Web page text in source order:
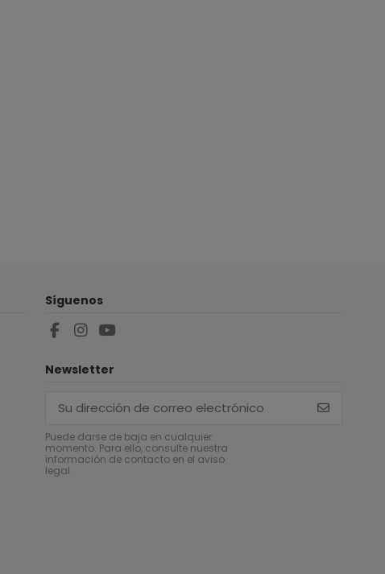
Síguenos
Newsletter
Puede darse de baja en cualquier
momento. Para ello, consulte nuestra
información de contacto en el aviso
legal.